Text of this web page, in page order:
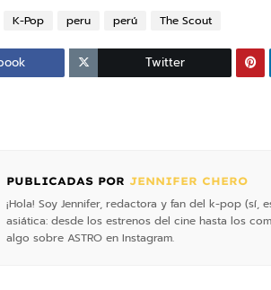
K-Pop peru perú The Scout
Twitter
PUBLICADAS POR JENNIFER CHERO
¡Hola! Soy Jennifer, redactora y fan del k-pop (sí,
asiática: desde los estrenos del cine hasta los
algo sobre ASTRO en Instagram.